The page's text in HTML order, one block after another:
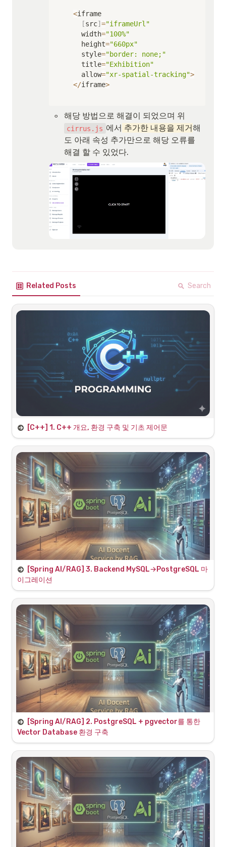
<iframe
[src] ="iframeUrl"
    width
="100%"
    height
="660px"
    style
="border: none;"
    title
="Exhibition"
    allow
="xr-spatial-tracking">
</iframe>
◦
cirrus.js 에서 추가한 내용을 제거해
도 아래 속성 추가만으로 해당 오류를
해결 할 수 있었다.
Related Posts Search
[1일차: C++ 개요, 환경 구축 및 기초 제어문 강의 대본]
1. C++ 언어 개요 및 게임 개발에서의 역할
슬라이드 1: 강의 오리엔테이션 및 과정 소개
[C++] 1. C++ 개요, 환경 구축 및 기초 제어문
안전한 데이터 이관을 위한 순서: "스키마 먼저, 데이터는 나
중에”
• MySQL과 PostgreSQL 간 데이터 타입( DATETIME vs
TIMESTAMP , TINYINT vs BOOLEAN
등) 차이로 인한 직
접 마이그레이션 시 오류 발생 위험 존재.
•
단계별 전략:
1. JPA 연동:
Spring Boot 접속 정보를
PostgreSQL로 변경.
2 . 스키마 자동 생성: 애플리케이션 실행을 통해
JPA(Hibernate)가 엔티티(
@Entity )를 분석,
PostgreSQL용 빈 테이블(스키마) 자동 생성 유
도.
3. 데이터 적재: 완성된 빈 테이블에 기존 MySQL 데
이터를 Export/Import 방식으로 이관.
해당 세션의 목표
• OS 환경에 구애받지 않는 Docker 기반의
PostgreSQL 및
pgvector 환경 구축
•
기존 MySQL에 적재된 전시관(Exhibition) 및 작품
(Production) 데이터의 손실 없는 이전
[Spring AI/RAG] 3. Backend MySQL→PostgreSQL 마
이그레이션
Objective)
왜 PostgreSQL과 pgvector인가?
•
MySQL을 기반으로 운영되고 있다.
• 하지만 향후 도입할 RAG 시스템은 문서를 임베딩한 고
차원 배열인 '벡터(Vector)' 데이터를 저장하고, 벡터 간
의 '코사인 유사도'를 밀리초 단위로 계산해 낼 수 있는
[Spring AI/RAG] 2. PostgreSQL + pgvector를 통한
Vector Database 환경 구축